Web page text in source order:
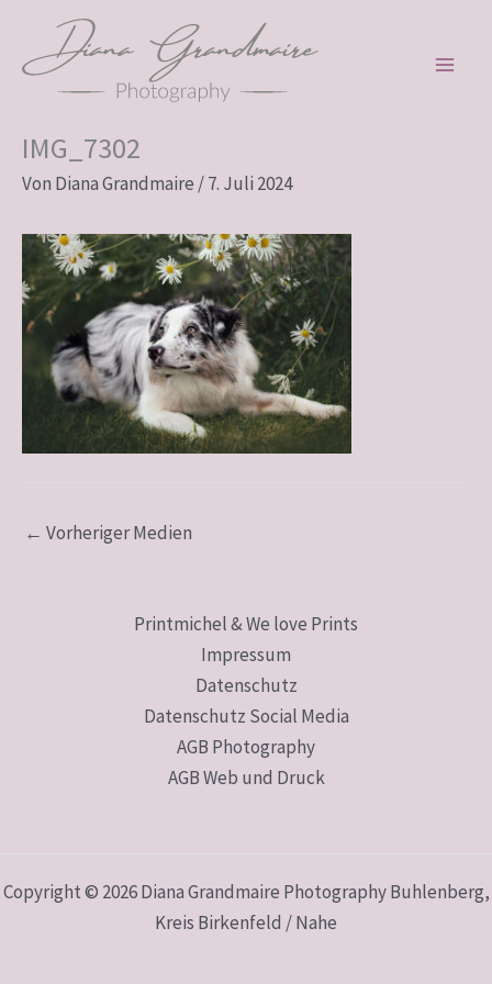
springen
IMG_7302
Von Diana Grandmaire /7. Juli 2024
← Vorheriger Medien
Printmichel & We love Prints
Impressum
Datenschutz
Datenschutz Social Media
AGB Photography
AGB Web und Druck
Copyright © 2026 Diana Grandmaire Photography Buhlenberg,
Kreis Birkenfeld / Nahe